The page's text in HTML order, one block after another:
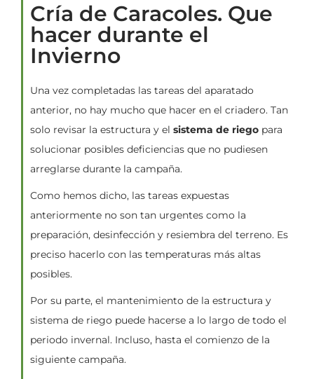
Cría de Caracoles. Que
hacer durante el
Invierno
Una vez completadas las tareas del aparatado
anterior, no hay mucho que hacer en el criadero. Tan
solo revisar la estructura y el sistema de riego para
solucionar posibles deficiencias que no pudiesen
arreglarse durante la campaña.
Como hemos dicho, las tareas expuestas
anteriormente no son tan urgentes como la
preparación, desinfección y resiembra del terreno. Es
preciso hacerlo con las temperaturas más altas
posibles.
Por su parte, el mantenimiento de la estructura y
sistema de riego puede hacerse a lo largo de todo el
periodo invernal. Incluso, hasta el comienzo de la
siguiente campaña.